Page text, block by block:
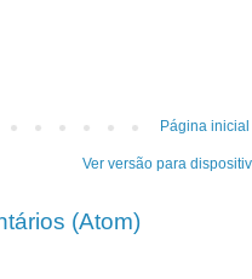
Página inicial
Ver versão para
(Atom)